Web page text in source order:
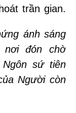
trần gian.
ánh sáng
đón chờ
sứ tiên
Người còn